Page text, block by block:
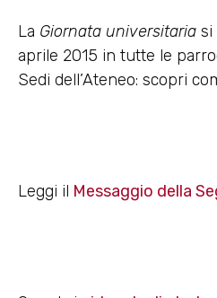
La Giornata universitaria si
aprile 2015 in tutte le
Sedi dell’Ateneo: scopri
Leggi il Messaggio della